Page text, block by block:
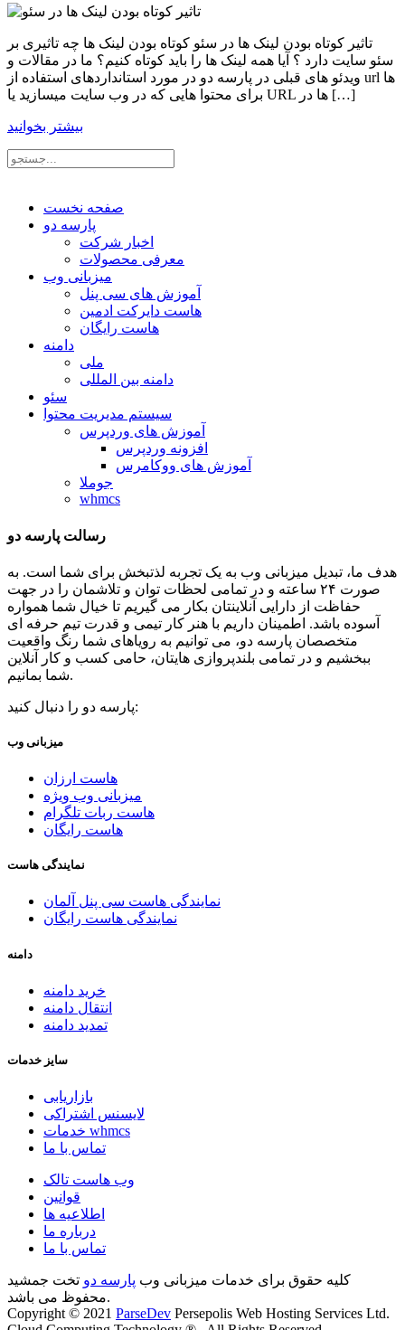
تاثیر کوتاه بودن لینک ها در سئو کوتاه بودن لینک ها چه تاثیری بر
سئو سایت دارد ؟ آیا همه لینک ها را باید کوتاه کنیم؟ ما در مقالات و
ویدئو های قبلی در پارسه دو در مورد استانداردهای استفاده از url ها
برای محتوا هایی که در وب سایت میسازید یا URL ها در […]
بیشتر بخوانید
صفحه نخست
پارسه دو
اخبار شرکت
معرفی محصولات
میزبانی وب
آموزش های سی پنل
هاست دایرکت ادمین
هاست رایگان
دامنه
ملی
دامنه بین المللی
سئو
سیستم مدیریت محتوا
آموزش های وردپرس
افزونه وردپرس
آموزش های ووکامرس
جوملا
whmcs
رسالت پارسه دو
هدف ما، تبدیل میزبانی وب به یک تجربه لذتبخش برای شما است. به
صورت ۲۴ ساعته و در تمامی لحظات توان و تلاشمان را در جهت
حفاظت از دارایی آنلاینتان بکار می گیریم تا خیال شما همواره
آسوده باشد. اطمینان داریم با هنر کار تیمی و قدرت تیم حرفه ای
متخصصان پارسه دو، می توانیم به رویاهای شما رنگ واقعیت
ببخشیم و در تمامی بلندپروازی هایتان، حامی کسب و کار آنلاین
شما بمانیم.
پارسه دو را دنبال کنید:
میزبانی وب
هاست ارزان
میزبانی وب ویژه
هاست ربات تلگرام
هاست رایگان
نمایندگی هاست
نمایندگی هاست سی پنل آلمان
نمایندگی هاست رایگان
دامنه
خرید دامنه
انتقال دامنه
تمدید دامنه
سایز خدمات
بازاریابی
لایسنس اشتراکی
خدمات whmcs
تماس با ما
وب هاست تالک
قوانین
اطلاعیه ها
درباره ما
تماس با ما
کلیه حقوق برای خدمات میزبانی وب پارسه دو تخت جمشید
محفوظ می باشد.
Copyright © 2021 ParseDev Persepolis Web Hosting Services Ltd.